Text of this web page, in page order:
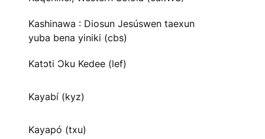
Kashinawa : Diosun Jesúswen taexun
yuba bena yiniki (cbs)
Katɔti Ɔku Kedee (lef)
Kayabí (kyz)
Kayapó (txu)